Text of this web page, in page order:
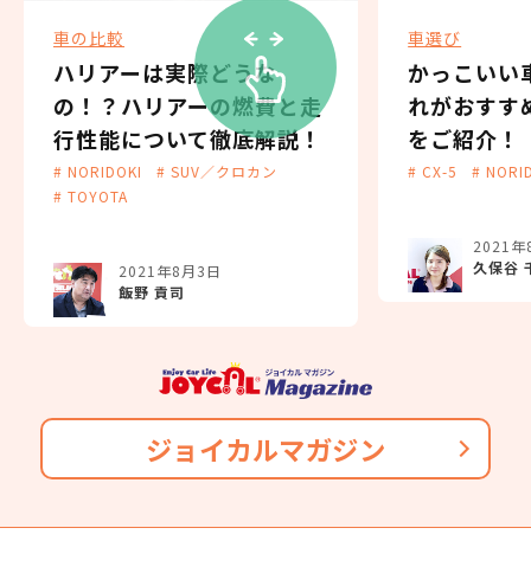
車の比較
ハリアーは実際どうな
の！？ハリアーの燃費と走
行性能について徹底解説！
# NORIDOKI
# SUV／クロカン
# TOYOTA
2021年8月3日
飯野 貢司
車選び
かっこいい
れがおすす
をご紹介！
# CX-5 #
2021年
久保谷
ジョイカルマガジン